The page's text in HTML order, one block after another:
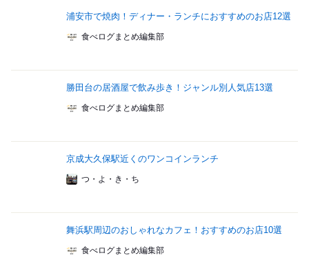
浦安市で焼肉！ディナー・ランチにおすすめのお店12選
食べログまとめ編集部
勝田台の居酒屋で飲み歩き！ジャンル別人気店13選
食べログまとめ編集部
京成大久保駅近くのワンコインランチ
つ・よ・き・ち
舞浜駅周辺のおしゃれなカフェ！おすすめのお店10選
食べログまとめ編集部